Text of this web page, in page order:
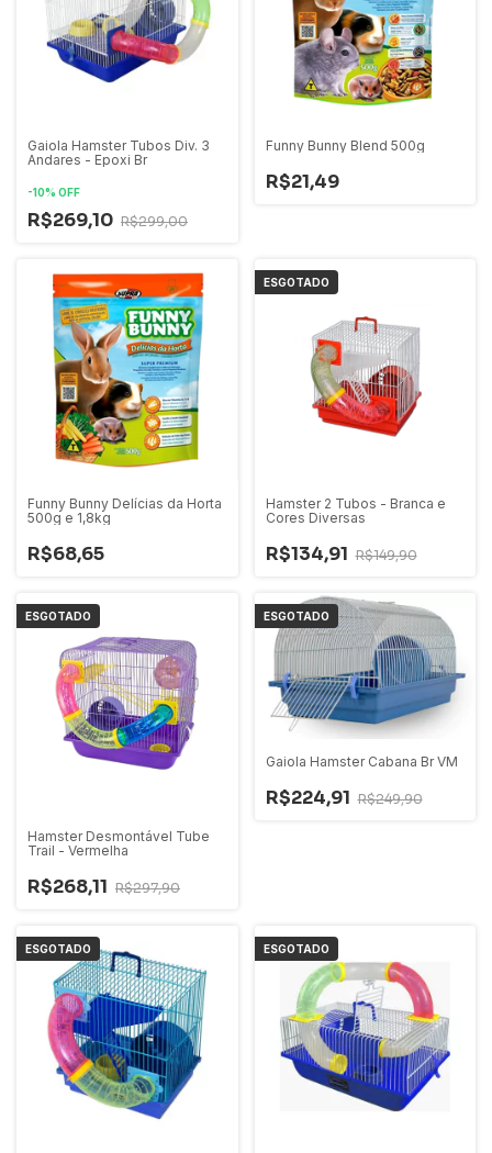
Gaiola Hamster Tubos Div. 3
Andares - Epoxi Br
-10% OFF
R$269,10 R$299,00
Funny Bunny Blend 500g
R$21,49
Funny Bunny Delícias da Horta
500g e 1,8kg
R$68,65
ESGOTADO
Hamster 2 Tubos - Branca e
Cores Diversas
R$134,91 R$149,90
ESGOTADO
Hamster Desmontável Tube
Trail - Vermelha
R$268,11 R$297,90
ESGOTADO
Gaiola Hamster Cabana Br VM
R$224,91 R$249,90
ESGOTADO ESGOTADO